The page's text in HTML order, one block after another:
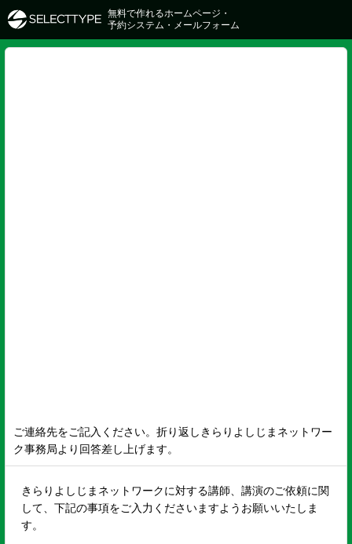
ご連絡先をご記入ください。折り返しきらりよしじまネットワー
ク事務局より回答差し上げます。
きらりよしじまネットワークに対する講師、講演のご依頼に関
して、下記の事項をご入力くださいますようお願いいたしま
す。
無料で作れるホームページ・
予約システム・メールフォーム